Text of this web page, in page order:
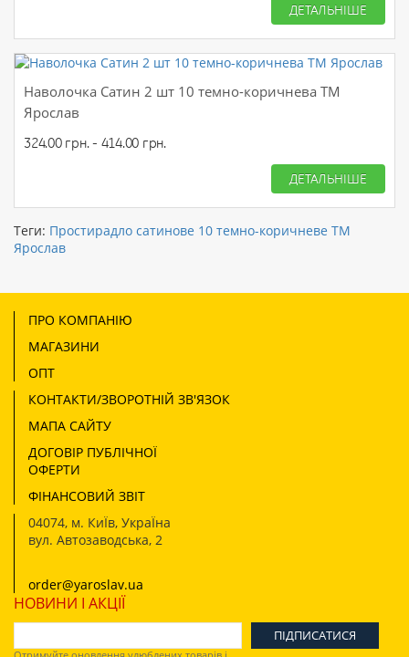
ДЕТАЛЬНІШЕ
Наволочка Сатин 2 шт 10 темно-коричнева ТМ
Ярослав
324.00 грн. - 414.00 грн.
ДЕТАЛЬНІШЕ
Теги: Простирадло сатинове 10 темно-коричневе ТМ
Ярослав
ПРО КОМПАНІЮ
МАГАЗИНИ
ОПТ
КОНТАКТИ/ЗВОРОТНІЙ ЗВ'ЯЗОК
МАПА САЙТУ
ДОГОВІР ПУБЛІЧНОЇ
ОФЕРТИ
ФІНАНСОВИЙ ЗВІТ
04074, м. КиЇв, УкраЇна
вул. Автозаводська, 2
order@yaroslav.ua
НОВИНИ І АКЦІЇ